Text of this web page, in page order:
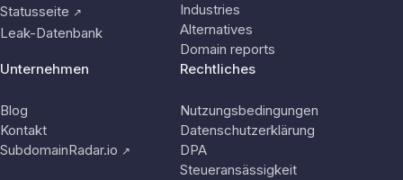
Statusseite ↗
Leak-Datenbank
Industries
Alternatives
Domain reports
Unternehmen
Blog
Kontakt
SubdomainRadar.io ↗
Rechtliches
Nutzungsbedingungen
Datenschutzerklärung
DPA
Steueransässigkeit